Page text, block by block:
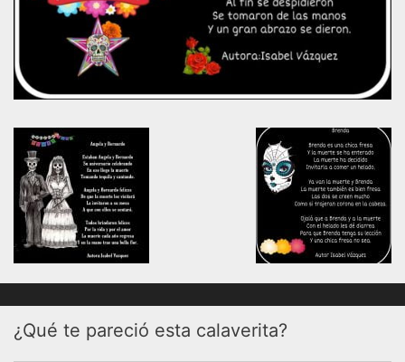
¿Qué te pareció esta calaverita?